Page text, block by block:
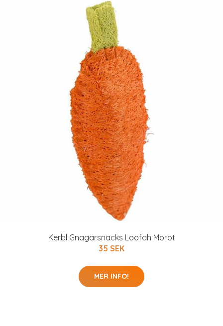
Kerbl Gnagarsnacks Loofah Morot
35 SEK
MER INFO!